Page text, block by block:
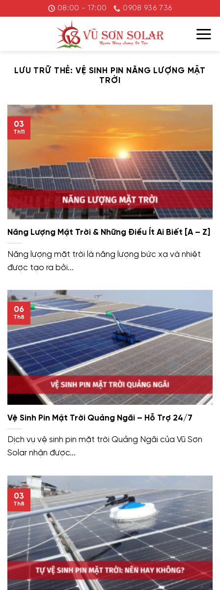
đến
08:00 - 17:00 0908 936 736
LƯU TRỮ THẺ: VỆ SINH PIN NĂNG LƯỢNG MẶT
TRỜI
Năng Lượng Mặt Trời & Những Điều Ít Ai Biết [A – Z]
Năng lượng mặt trời là năng lượng bức xạ và nhiệt
được tạo ra bởi...
03
Th11
Vệ Sinh Pin Mặt Trời Quảng Ngãi – Hỗ Trợ 24/7
Dịch vụ vệ sinh pin mặt trời Quảng Ngãi của Vũ Sơn
Solar nhận được...
06
Th8
03
Th8